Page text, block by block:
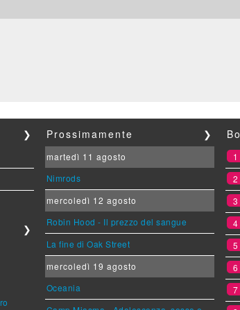
❯
❯
Prossimamente ❯
martedì 11 agosto
Nimrods
mercoledì 12 agosto
Robin Hood - Il prezzo del sangue
La fine di Oak Street
mercoledì 19 agosto
Oceania
1
2
3
4
5
6
7